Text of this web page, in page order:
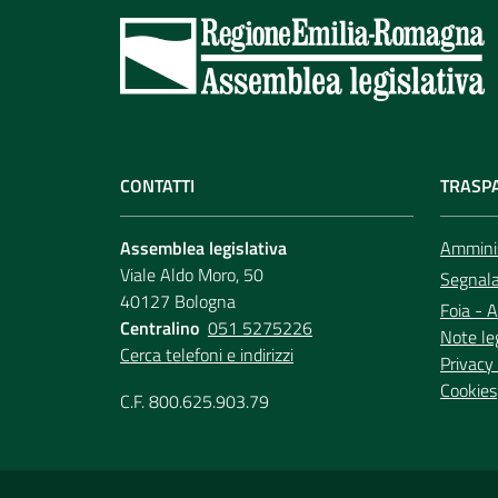
CONTATTI
Assemblea legislativa
Viale Aldo Moro, 50
40127 Bologna
Centralino 051 5275226
Cerca telefoni e indirizzi
C.F. 800.625.903.79
Foia -
Note
Cookies